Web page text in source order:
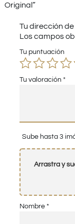
Original”
Tu dirección
Los campos
Tu puntuación
Tu valoración *
Sube hasta 3
Arrastra y
Nombre *